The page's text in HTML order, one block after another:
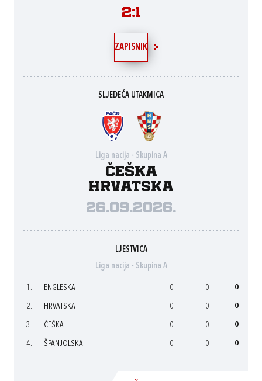
2:1
ZAPISNIK
SLJEDEĆA UTAKMICA
Liga nacija - Skupina A
Češka
Hrvatska
26.09.2026.
LJESTVICA
Liga nacija - Skupina A
1. ENGLESKA 0 0 0
2. HRVATSKA 0 0 0
3. ČEŠKA 0 0 0
4. ŠPANJOLSKA 0 0 0